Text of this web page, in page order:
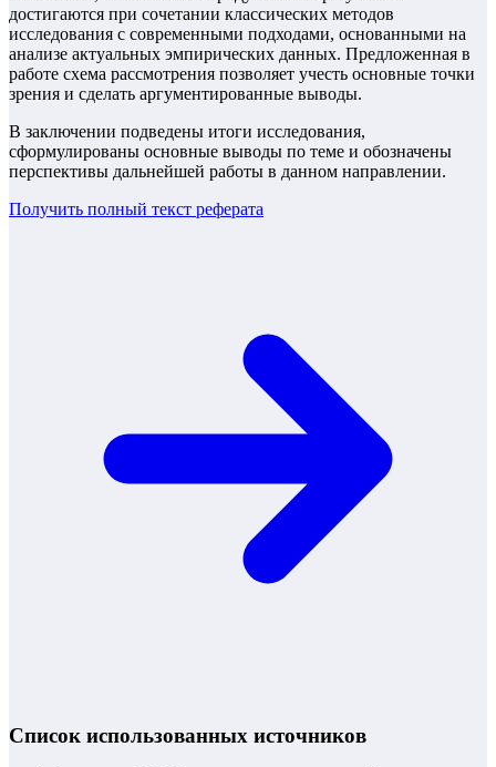
достигаются при сочетании классических методов
исследования с современными подходами, основанными на
анализе актуальных эмпирических данных. Предложенная в
работе схема рассмотрения позволяет учесть основные точки
зрения и сделать аргументированные выводы.
В заключении подведены итоги исследования,
сформулированы основные выводы по теме и обозначены
перспективы дальнейшей работы в данном направлении.
Получить полный текст реферата
Список использованных источников